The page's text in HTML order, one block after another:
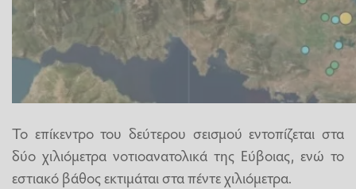
Το επίκεντρο του δεύτερου σεισμού εντοπίζεται στα
δύο χιλιόμετρα νοτιοανατολικά της Εύβοιας, ενώ το
εστιακό βάθος εκτιμάται στα πέντε χιλιόμετρα.